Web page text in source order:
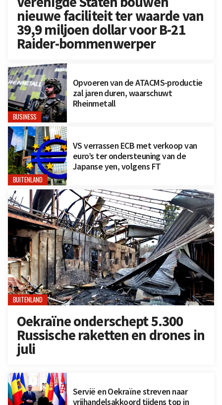
nieuwe faciliteit ter waarde van
39,9 miljoen dollar voor B-21
Raider-bommenwerper
BUSINESS
Opvoeren van de ATACMS-productie
zal jaren duren, waarschuwt
Rheinmetall
BUITENLAND
VS verrassen ECB met verkoop van
euro’s ter ondersteuning van de
Japanse yen, volgens FT
BUITENLAND
Oekraïne onderschept 5.300
Russische raketten en drones in
juli
Servië en Oekraïne streven naar
vrijhandelsakkoord tijdens top in